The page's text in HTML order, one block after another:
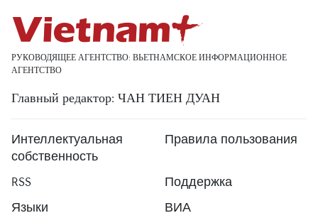
РУКОВОДЯЩЕЕ АГЕНТСТВО: ВЬЕТНАМСКОЕ ИНФОРМАЦИОННОЕ
АГЕНТСТВО
Главный редактор: ЧАН ТИЕН ДУАН
Интеллектуальная
собственность
Правила пользования
RSS
Поддержка
Языки
ВИА